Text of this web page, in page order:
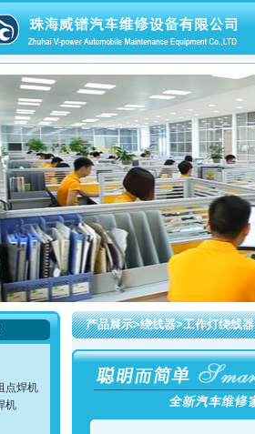
点焊机
机
产品展示>绕线器>工作灯绕线器